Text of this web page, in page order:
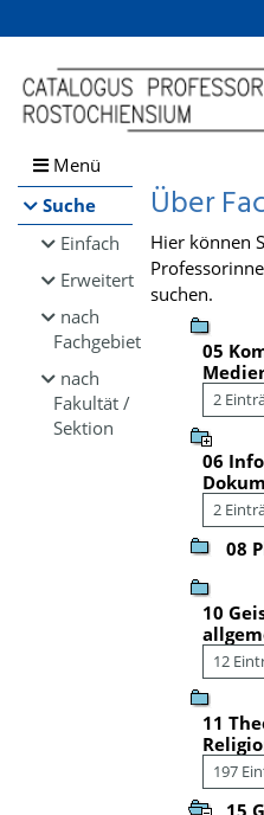
Browsen
direkt zum Inhalt
Menü
Suche
Einfach
Erweitert
nach
Fachgebiet
nach
Fakultät /
Sektion
Über
Hier können
suchen.
05
2
06
2
08
10
12
11
197
15